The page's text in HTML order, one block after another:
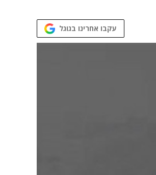
עקבו אחרינו בגוגל